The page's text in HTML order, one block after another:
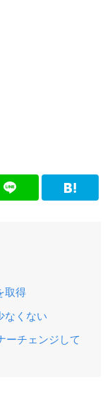
取得
なくない
ーチェンジして